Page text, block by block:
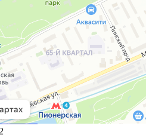
краски
декоративной
2к Pro